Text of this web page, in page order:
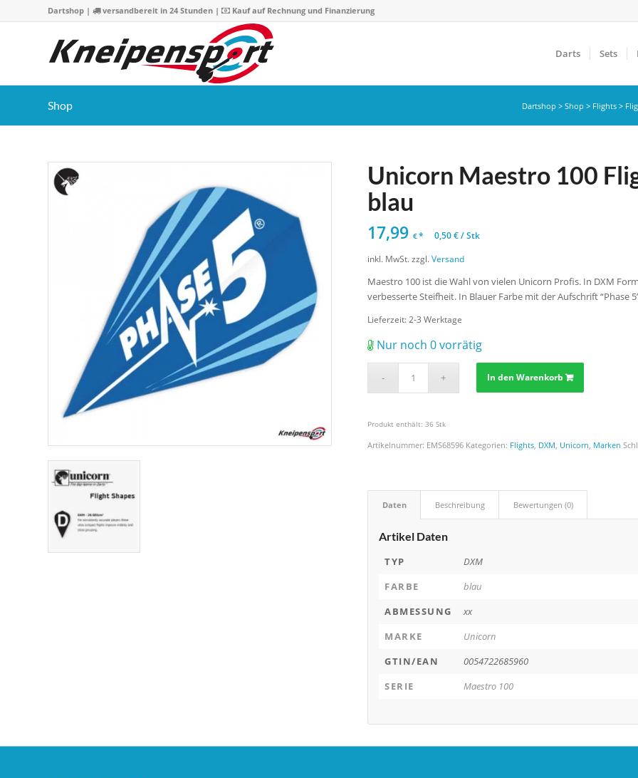
Dartshop | versandbereit in 24 Stunden | Kauf auf Rechnung und Finanzierung
Darts Sets
Shop Dartshop > Shop > Flights >
Unicorn Maestro 100
blau
17,99€* 0,50€/Stk
inkl. MwSt. zzgl.Versand
Maestro 100 ist die Wahl von vielen Unicorn Profis. In DXM
verbesserte Steifheit. In Blauer Farbe mit der Aufschrift “Phase
Lieferzeit: 2-3 Werktage
Nur noch 0 vorrätig
In den Warenkorb
Produkt enthält: 36Stk
Artikelnummer: EMS68596 Kategorien: Flights DXM Unicorn Marken
Daten Beschreibung Bewertungen (0)
Artikel Daten
TYP
DXM
FARBE
blau
ABMESSUNG
xx
MARKE
Unicorn
GTIN/EAN
0054722685960
SERIE
Maestro 100